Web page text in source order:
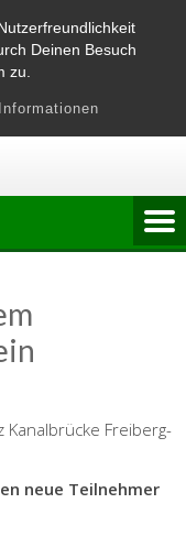
Deinen Besuch
zu.
Kanalbrücke Freiberg-
neue Teilnehmer